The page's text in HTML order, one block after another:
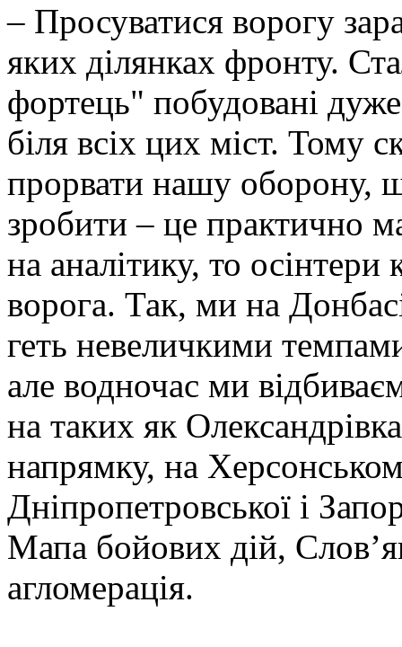
– Просуватися ворогу
яких ділянках фронту.
фортець" побудовані
біля всіх цих міст. Тому
прорвати нашу оборону,
зробити – це практично
на аналітику, то
ворога. Так, ми на
геть невеличкими
але водночас ми
на таких як
напрямку, на
Дніпропетровської і
Мапа бойових дій,
агломерація.